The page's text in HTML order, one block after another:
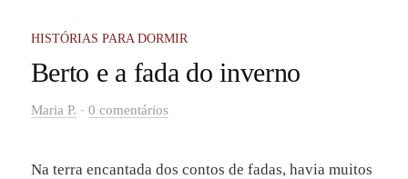
HISTÓRIAS PARA DORMIR
Berto e a fada do inverno
Maria P. - 0 comentários
Na terra encantada dos contos de fadas, havia muitos